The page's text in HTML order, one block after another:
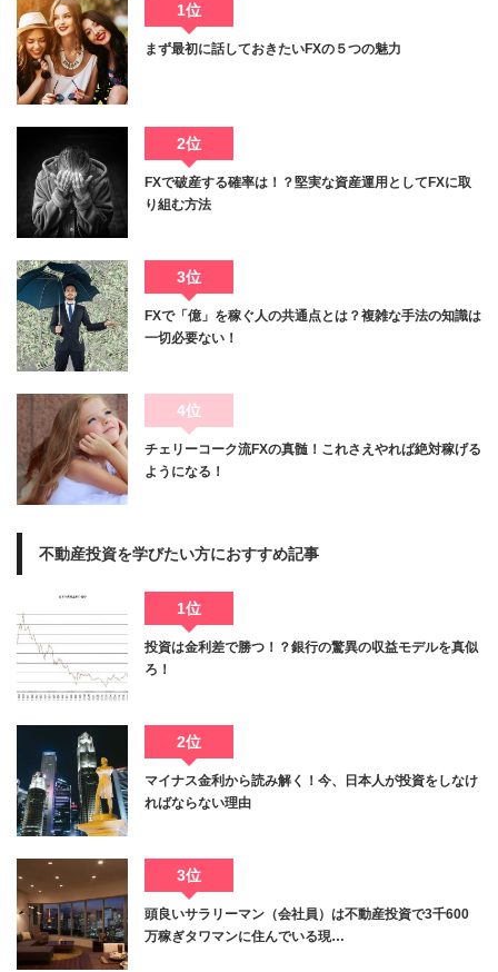
1位
まず最初に話しておきたいFXの５つの魅力
2位
FXで破産する確率は！？堅実な資産運用としてFXに取
り組む方法
3位
FXで「億」を稼ぐ人の共通点とは？複雑な手法の知識は
一切必要ない！
4位
チェリーコーク流FXの真髄！これさえやれば絶対稼げる
ようになる！
不動産投資を学びたい方におすすめ記事
1位
投資は金利差で勝つ！？銀行の驚異の収益モデルを真似
ろ！
2位
マイナス金利から読み解く！今、日本人が投資をしなけ
ればならない理由
3位
頭良いサラリーマン（会社員）は不動産投資で3千600
万稼ぎタワマンに住んでいる現…